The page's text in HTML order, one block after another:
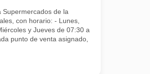
de la
con horario: - Lunes,
y Jueves de 07:30 a
punto de venta asignado,